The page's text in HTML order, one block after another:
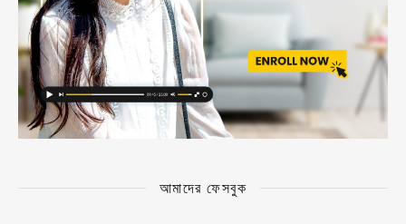
আমাদের ফেসবুক